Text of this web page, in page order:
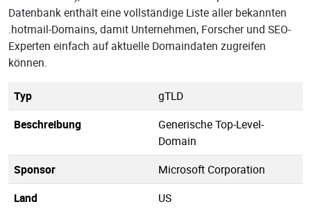
Datenbank enthält eine vollständige Liste aller bekannten
.hotmail-Domains, damit Unternehmen, Forscher und SEO-
Experten einfach auf aktuelle Domaindaten zugreifen
können.
Typ
gTLD
Beschreibung
Generische Top-Level-
Domain
Sponsor
Microsoft Corporation
Land
US